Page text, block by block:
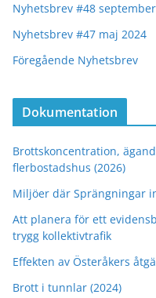
Nyhetsbrev #48
Nyhetsbrev #47 maj 2024
Föregående Nyhetsbrev
Dokumentation
Brottskoncentration,
flerbostadshus (2026)
Miljöer där Sprängningar
Att planera för ett
trygg kollektivtrafik
Effekten av Österåkers
Brott i tunnlar (2024)